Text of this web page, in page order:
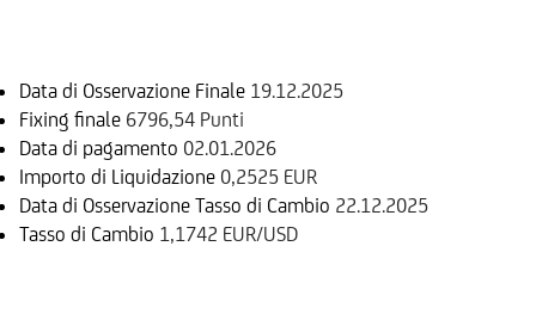
Data di Osservazione Finale 19.12.2025
Fixing finale 6796,54 Punti
Data di pagamento 02.01.2026
Importo di Liquidazione 0,2525 EUR
Data di Osservazione Tasso di Cambio 22.12.2025
Tasso di Cambio 1,1742 EUR/USD